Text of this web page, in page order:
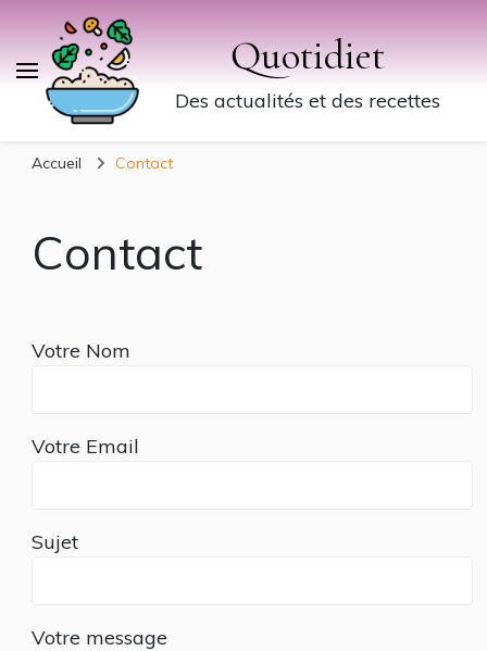
Quotidiet
Des actualités et des recettes
Accueil Contact
Contact
Votre Nom
Votre Email
Sujet
Votre message